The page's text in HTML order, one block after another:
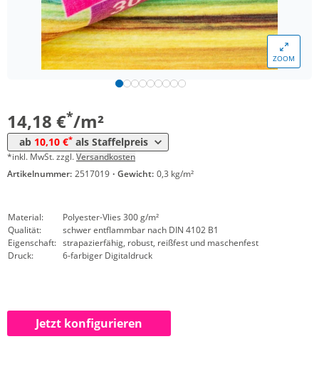
ZOOM
14,18 €*/m²
ab 10,10 €* als Staffelpreis
Menge Preis
ab 50 m² 13,16 €*
11,12 €
*inkl. MwSt. zzgl.Versandkosten
Artikelnummer: 2517019 · Gewicht: 0,3 kg/m²
Material:
Polyester-Vlies 300 g/m²
Qualität:
schwer entflammbar nach DIN 4102 B1
Eigenschaft: strapazierfähig, robust, reißfest und maschenfest
Druck:
6-farbiger Digitaldruck
Jetzt konfigurieren